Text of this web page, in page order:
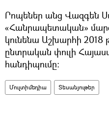
Րոպեներ անց Վազգեն
«Հանրապետական»
կունենա Աշխարհի 2018
ընտրական փուլի
հանդիպումը։
Մուլտիմեդիա Տեսանյութեր